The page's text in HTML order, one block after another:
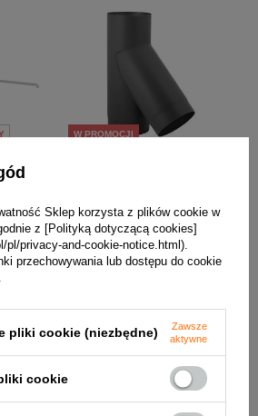
200
W PROMOCJI
230,75 zł / szt.
+ Dodaj do porównania
Sklep korzysta z plików cookie w
z [Polityką dotyczącą cookies]
privacy-and-cookie-notice.html).
przechowywania lub dostępu do cookie
pliki cookie (niezbędne)
Zawsze
aktywne
cookie